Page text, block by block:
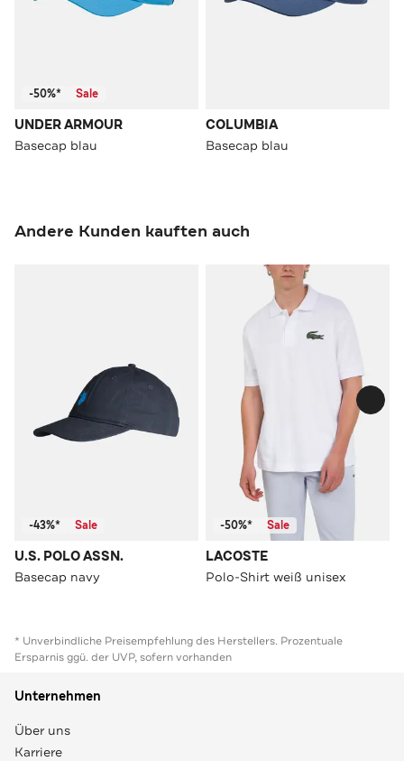
-50%* Sale
UNDER ARMOUR
Basecap blau
COLUMBIA
Basecap blau
Andere Kunden kauften auch
-43%* Sale
U.S. POLO ASSN.
Basecap navy
-50%* Sale
LACOSTE
Polo-Shirt weiß unisex
* Unverbindliche Preisempfehlung des Herstellers. Prozentuale
Ersparnis ggü. der UVP, sofern vorhanden
Unternehmen
Über uns
Karriere